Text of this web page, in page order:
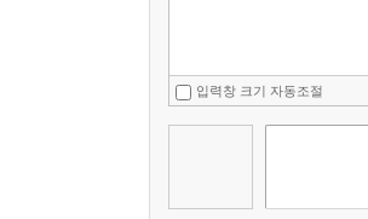
입력창 크기 자동조절